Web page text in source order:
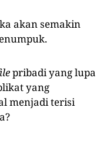
akan semakin
pribadi yang lupa
yang
menjadi terisi